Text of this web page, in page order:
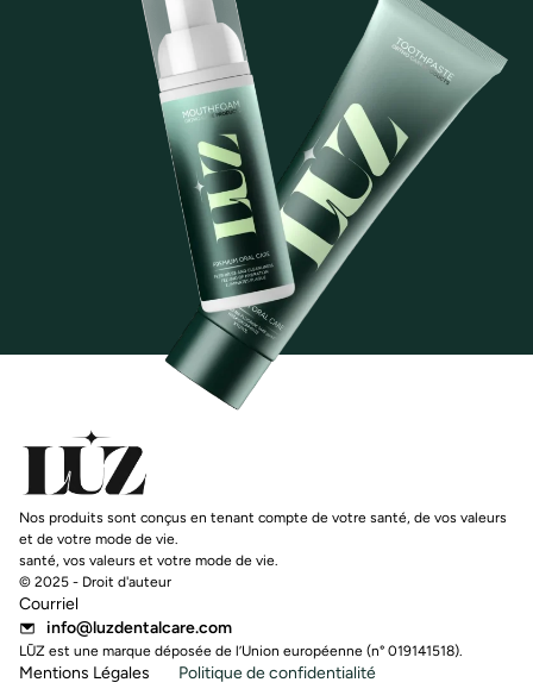
Courriel
info@luzdentalcare.com
LŪZ est une marque déposée de l’Union européenne (n° 019141518).
Mentions Légales Politique de confidentialité
Nos produits sont conçus en tenant compte de votre santé, de vos valeurs
et de votre mode de vie.
santé, vos valeurs et votre mode de vie.
© 2025 - Droit d'auteur